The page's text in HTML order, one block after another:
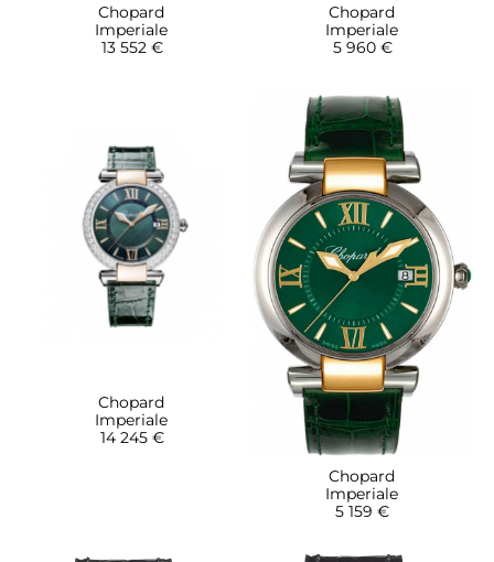
Chopard
Imperiale
13 552 €
Chopard
Imperiale
5 960 €
Chopard
Imperiale
14 245 €
Chopard
Imperiale
5 159 €